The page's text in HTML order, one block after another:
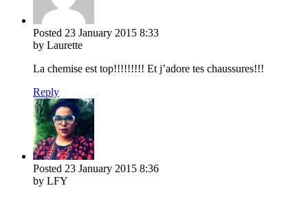
Posted 23 January 2015 8:33
by Laurette
La chemise est top!!!!!!!!! Et j’adore tes chaussures!!!
Reply
Posted 23 January 2015 8:36
by LFY